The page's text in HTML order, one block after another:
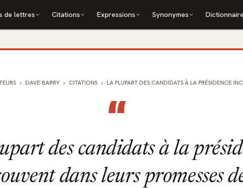
de lettres Citations Expressions Synonymes Dictionnaire
DAVE BARRY CITATIONS LA PLUPART DES CANDIDATS À LA PRÉSIDENCE
“
des candidats à la
dans leurs promesses